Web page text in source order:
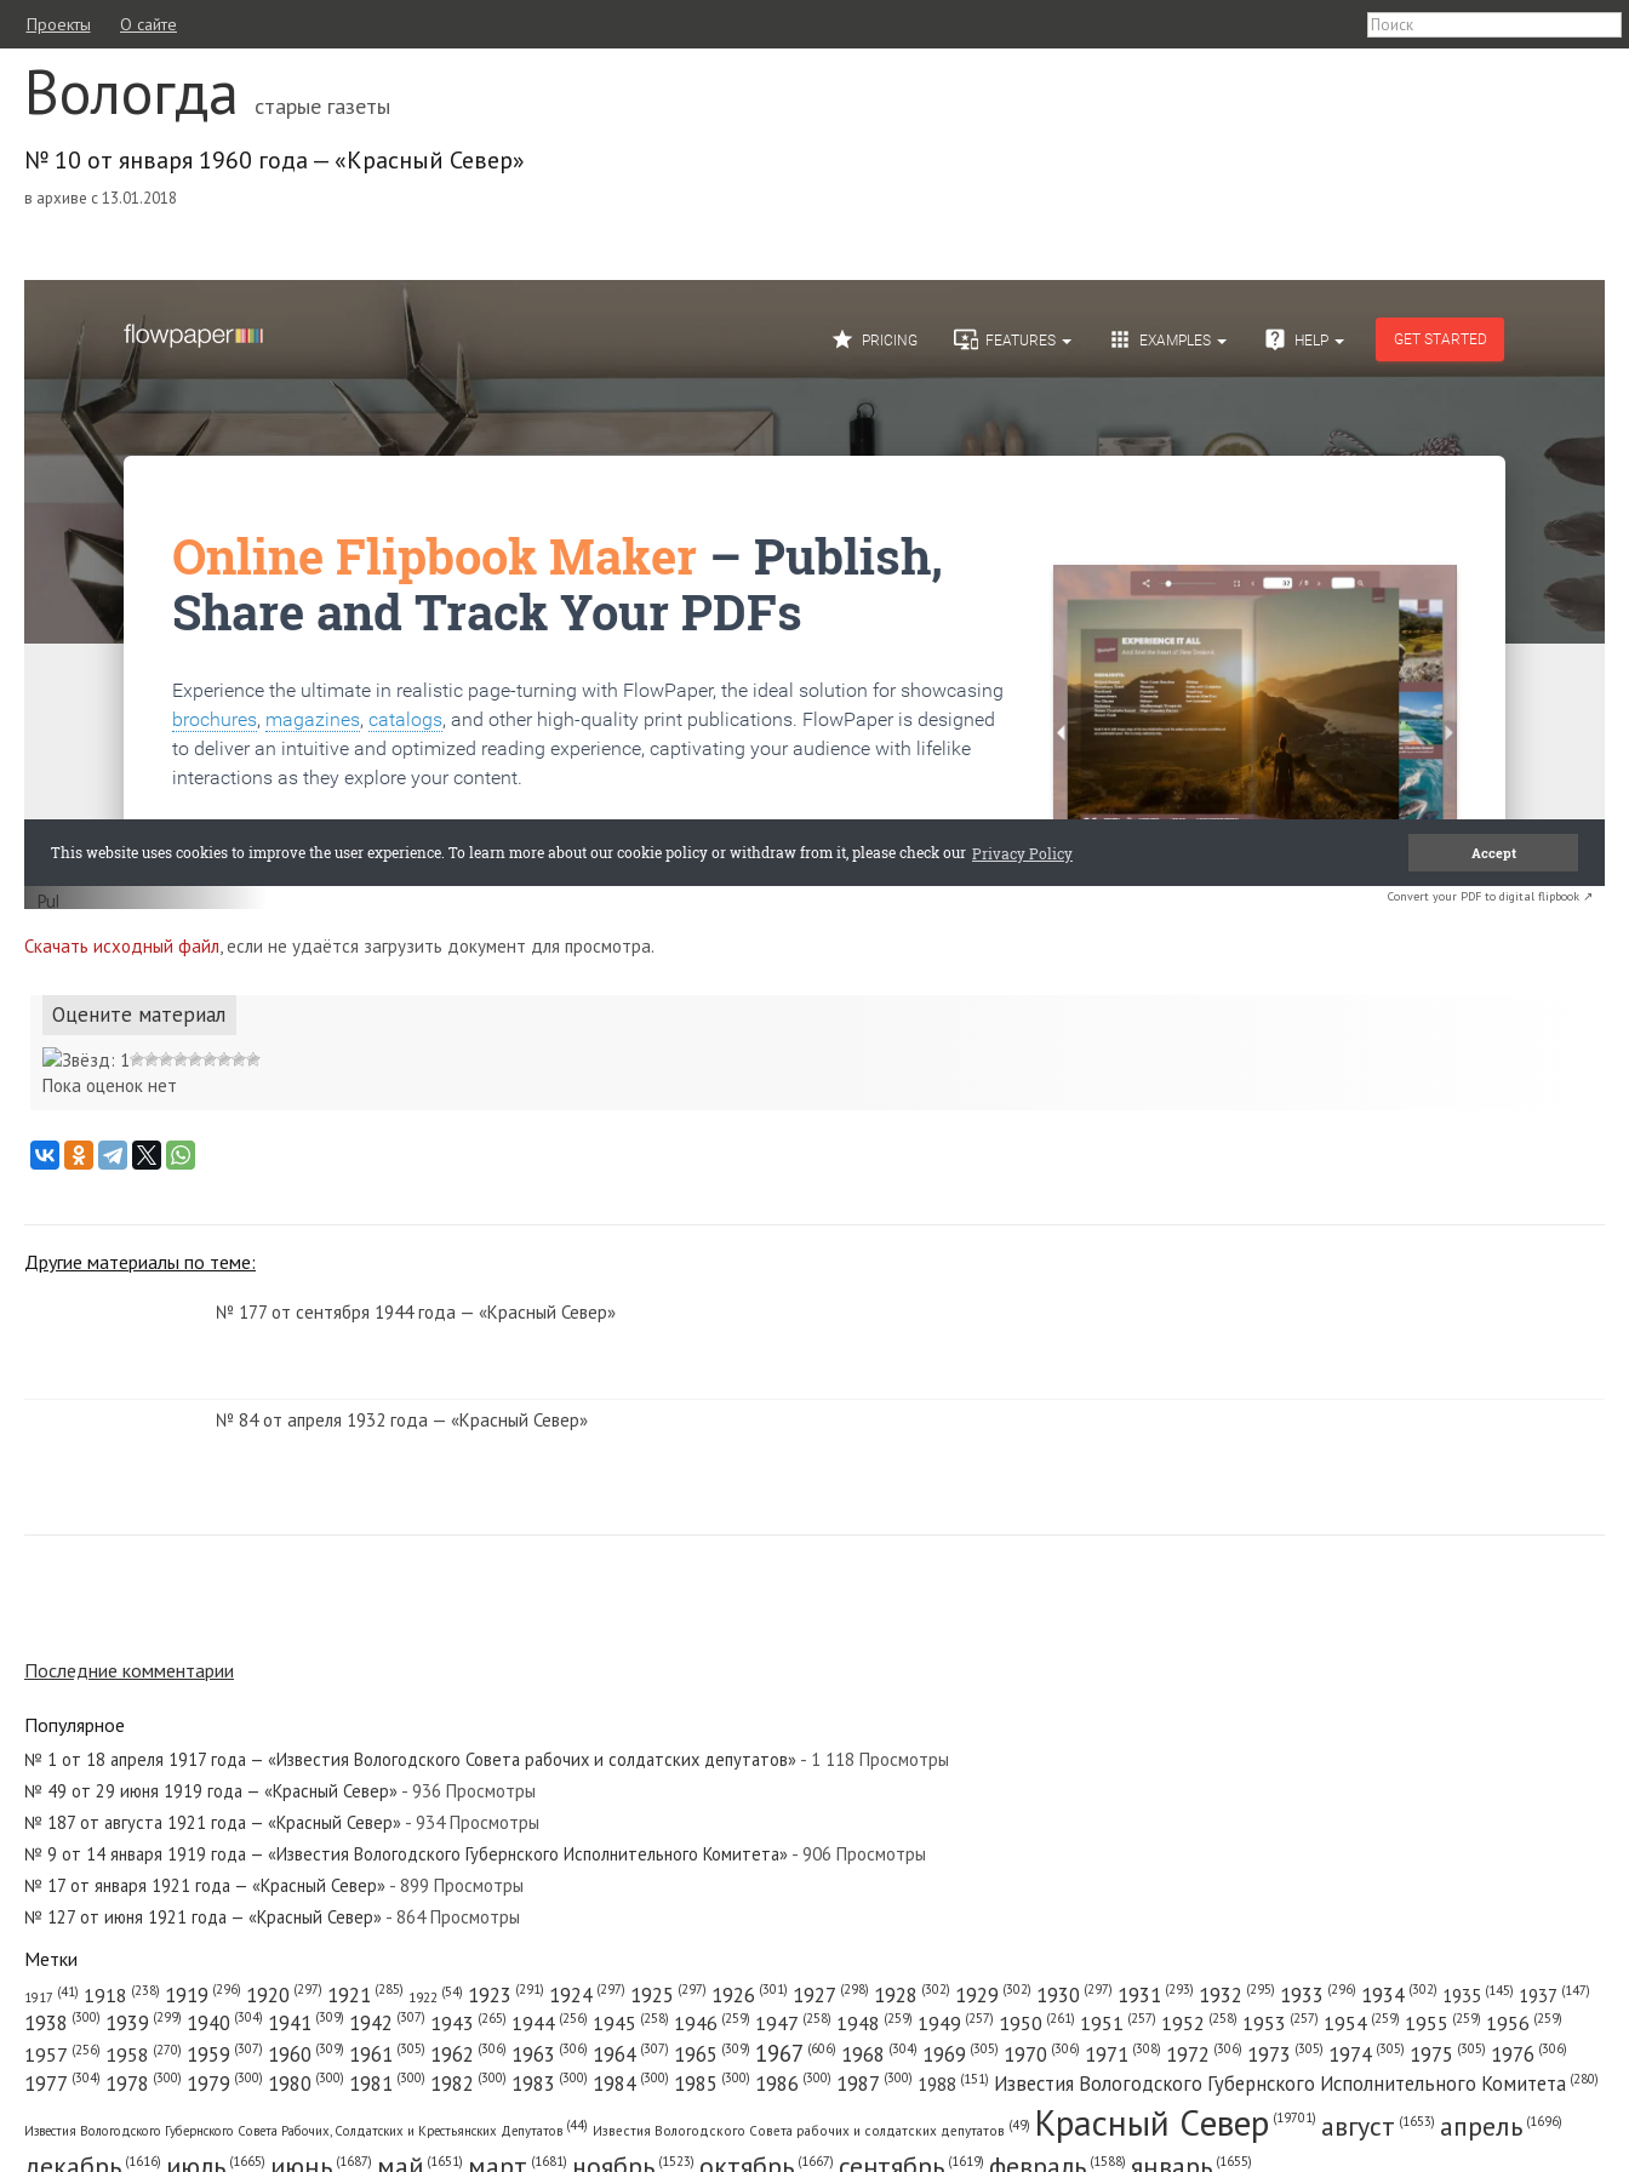
Проекты О сайте
Вологда старые газеты
№ 10 от января 1960 года — «Красный Север»
в архиве с 13.01.2018
Convert your PDF to digital flipbook ↗
Скачать исходный файл, если не удаётся загрузить документ для просмотра.
Оцените материал
Пока оценок нет
Другие материалы по теме:
№ 177 от сентября 1944 года — «Красный Север»
№ 84 от апреля 1932 года — «Красный Север»
№ 296 от декабря 1983 года — «Красный Север»
№ 159 от июля 1982 года — «Красный Север»
Последние комментарии
Популярное
№ 1 от 18 апреля 1917 года — «Известия Вологодского Совета рабочих и солдатских депутатов» - 1 118 Просмотры
№ 49 от 29 июня 1919 года — «Красный Север» - 936 Просмотры
№ 187 от августа 1921 года — «Красный Север» - 934 Просмотры
№ 9 от 14 января 1919 года — «Известия Вологодского Губернского Исполнительного Комитета» - 906 Просмотры
№ 17 от января 1921 года — «Красный Север» - 899 Просмотры
№ 127 от июня 1921 года — «Красный Север» - 864 Просмотры
Метки
1917 (41) 1918 (238) 1919 (296) 1920 (297) 1921 (285) 1922 (54) 1923 (291) 1924 (297) 1925 (297) 1926 (301) 1927 (298) 1928 (302) 1929 (302) 1930 (297) 1931 (293) 1932 (295) 1933 (296) 1934 (302) 1935 (145) 1937 (147)
1938 (300) 1939 (299) 1940 (304) 1941 (309) 1942 (307) 1943 (265) 1944 (256) 1945 (258) 1946 (259) 1947 (258) 1948 (259) 1949 (257) 1950 (261) 1951 (257) 1952 (258) 1953 (257) 1954 (259) 1955 (259) 1956 (259)
1957 (256) 1958 (270) 1959 (307) 1960 (309) 1961 (305) 1962 (306) 1963 (306) 1964 (307) 1965 (309) 1967 (606) 1968 (304) 1969 (305) 1970 (306) 1971 (308) 1972 (306) 1973 (305) 1974 (305) 1975 (305) 1976 (306)
1977 (304) 1978 (300) 1979 (300) 1980 (300) 1981 (300) 1982 (300) 1983 (300) 1984 (300) 1985 (300) 1986 (300) 1987 (300) 1988 (151) Известия Вологодского Губернского Исполнительного Комитета (280)
Известия Вологодского Губернского Совета Рабочих, Солдатских и Крестьянских Депутатов (44) Известия Вологодского Совета рабочих и солдатских депутатов (49) Красный Cевер (19701) август (1653) апрель (1696)
(1616) (1665) (1687) (1651) (1681) (1523) (1667) (1619) (1588) (1655)